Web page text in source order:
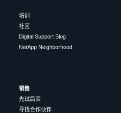
培训
社区
Digital Support Blog
NetApp Neighborhood
销售
先试后买
寻找合作伙伴